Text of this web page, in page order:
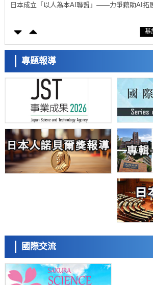
日本成立「以人為本AI聯盟」——力爭藉助AI拓
大阪大學開發出膜脂質視覺化工具，使脂質探針
科學研究
立教大學在試管內構建長鏈人工基因組DNA自
帶大量基因的人工細胞
日本科研費增設國際共同研究強化新類別，促進
經濟・社會
鐵道綜研新任理事長蘆谷公稔：依託超導和防
科學研究
東京大學通過葉綠體基因組編輯技術強化碳固定
用能力與生產力
科學研究
藤田醫科大學等成功鑑定出非結核分枝桿菌生存
【AI法下篇】如何應對AI的不可控性——中央大
的具體對策
科學研究
大阪大學開發基於水氫鍵網路的溫度預測新方法
高精度解讀
經濟・社會
【AI法上篇】如何對「將人生交給AI」保持危
基
專題報導
國際交流
流員